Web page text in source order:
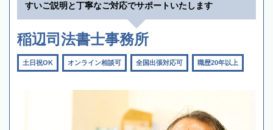
すいご説明と丁寧なご対応でサポートいたします
稲辺司法書士事務所
土日祝OK オンライン相談可 全国出張対応可 職歴20年以上